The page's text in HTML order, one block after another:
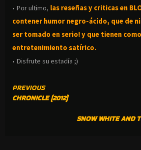
• Por ultimo, las reseñas y criticas en
contener humor negro-ácido, que de
ser tomado en serio! y que tienen
entretenimiento satírico.
• Disfrute su estadía ;)
CONTINUE
READING
PREVIOUS
CHRONICLE (2012)
SNOW WHITE AND